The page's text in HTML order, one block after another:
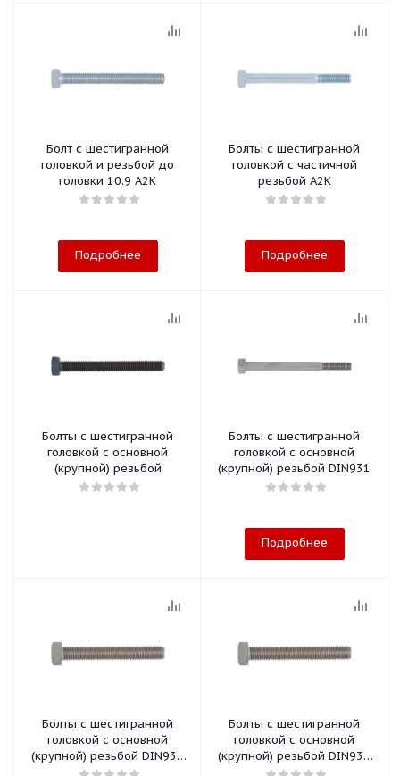
Болт с шестигранной
головкой и резьбой до
головки 10.9 A2K
Подробнее
Болты с шестигранной
головкой с частичной
резьбой A2K
Подробнее
Болты с шестигранной
головкой с основной
(крупной) резьбой
Болты с шестигранной
головкой с основной
(крупной) резьбой DIN931
Подробнее
Болты с шестигранной
головкой с основной
(крупной) резьбой DIN933
A4/80
Болты с шестигранной
головкой с основной
(крупной) резьбой DIN933
A4/70